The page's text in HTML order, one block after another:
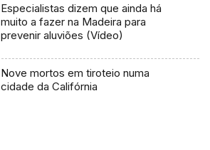
Especialistas dizem que ainda há
muito a fazer na Madeira para
prevenir aluviões (Vídeo)
Nove mortos em tiroteio numa
cidade da Califórnia